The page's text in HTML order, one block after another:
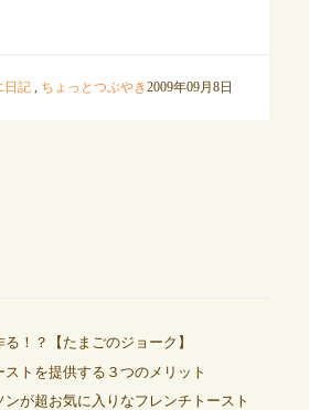
日記, ちょっとつぶやき2009年09月8日
！？【たまごのジョーク】
トを提供する３つのメリット
ンが超お気に入りなフレンチトースト